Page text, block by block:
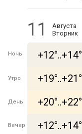
11
Августа
Вторник
Ночь +12°..+14°
Утро +19°..+21°
День +20°..+22°
Вечер +12°..+14°